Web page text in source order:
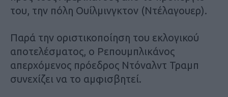
του, την πόλη Ουίλμινγκτον (Ντέλαγουερ).
Παρά την οριστικοποίηση του εκλογικού
αποτελέσματος, ο Ρεπουμπλικάνος
απερχόμενος πρόεδρος Ντόναλντ Τραμπ
συνεχίζει να το αμφισβητεί.